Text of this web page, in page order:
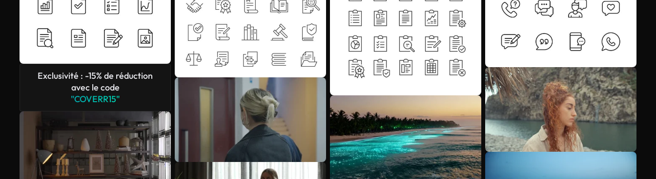
Exclusivité : -15% de réduction
avec le code
"COVERR15"
Voir plus